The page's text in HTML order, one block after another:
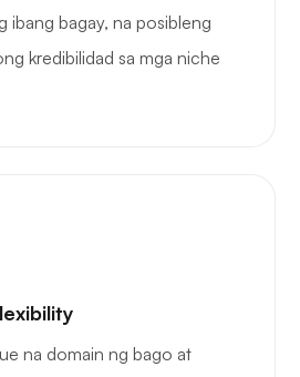
ibang bagay, na posibleng
kredibilidad sa mga niche
na domain ng bago at